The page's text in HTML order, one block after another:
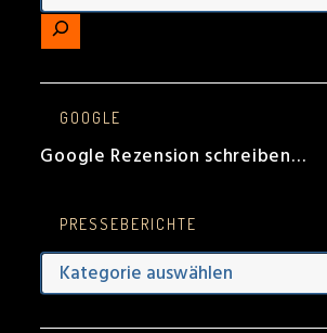
GOOGLE
Google Rezension schreiben…
PRESSEBERICHTE
Presseberichte